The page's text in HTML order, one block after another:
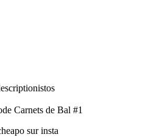
Carnets de Bal #1
sur insta